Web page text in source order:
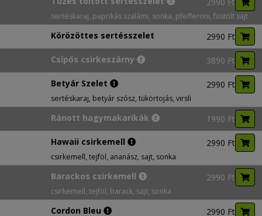
sertéskaraj, paprikás szalámi, sonka, pfefferoni, füstölt sajt
Körözöttes sertésszelet 2990 Ft
Csípős csirkeszárny 3890 Ft
Betyár Szelet 2990 Ft
sertéskaraj, betyár szósz, tükörtojás, virsli
Ránott hagymakarikák 1990 Ft
Hawaii csirkemell 2990 Ft
csirkemell, tejföl, ananász, sajt, sonka
Barackos csirkemell 2990 Ft
csirkemell, tejföl, barack, sajt, sonka
Cordon Bleu 2990 Ft